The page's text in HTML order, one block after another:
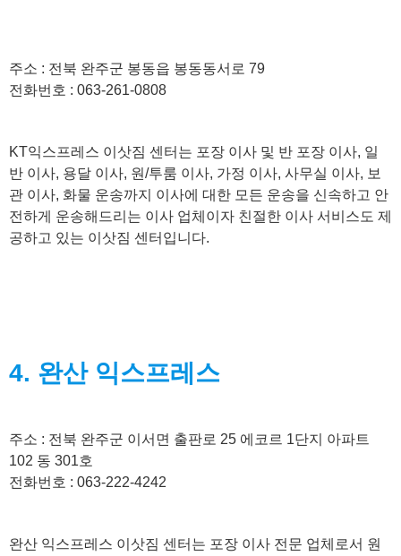
주소 : 전북 완주군 봉동읍 봉동동서로 79
전화번호 : 063-261-0808
KT익스프레스 이삿짐 센터는 포장 이사 및 반 포장 이사, 일
반 이사, 용달 이사, 원/투룸 이사, 가정 이사, 사무실 이사, 보
관 이사, 화물 운송까지 이사에 대한 모든 운송을 신속하고 안
전하게 운송해드리는 이사 업체이자 친절한 이사 서비스도 제
공하고 있는 이삿짐 센터입니다.
4. 완산 익스프레스
주소 : 전북 완주군 이서면 출판로 25 에코르 1단지 아파트
102 동 301호
전화번호 : 063-222-4242
완산 익스프레스 이삿짐 센터는 포장 이사 전문 업체로서 원